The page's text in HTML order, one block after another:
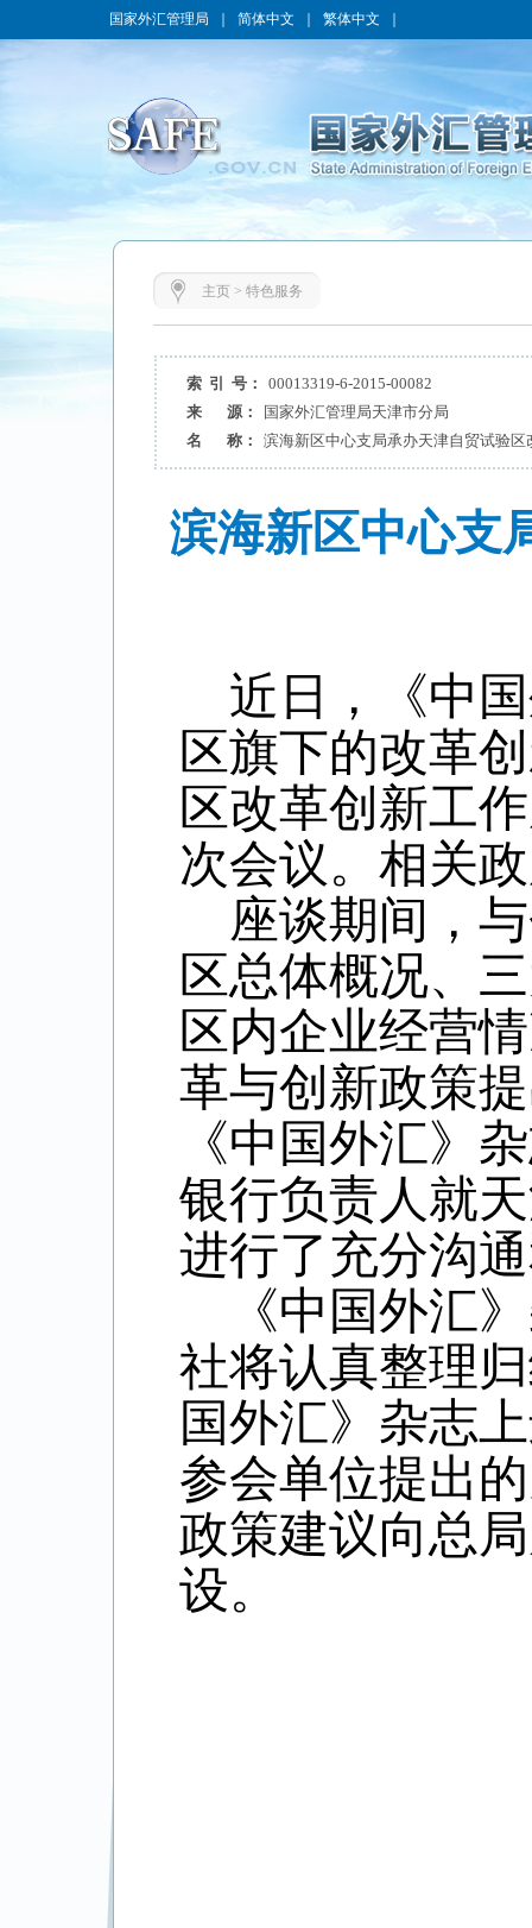
国家外汇管理局 简体中文 繁体中文
主页> 特色服务
索 引 号：
00013319-6-2015-00082
来 源：
国家外汇管理局天津市分局
名 称：
滨海新区中心支局承办天津自贸试验区
滨海新区中心支
近日，《中
区旗下的改革
区改革创新工
次会议。相关
座谈期间，
区总体概况、
区内企业经营
革与创新政策
《中国外汇》
银行负责人就
进行了充分沟
《中国外汇
社将认真整理
国外汇》杂志
参会单位提出
政策建议向总
设。